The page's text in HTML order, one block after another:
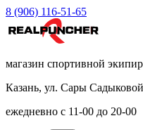
8 (906) 116-51-65
магазин спортивной
Казань, ул. Сары
ежедневно с 11-00 до 20-00